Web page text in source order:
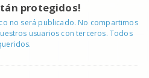
protegidos!
no será publicado. No compartimos
usuarios con terceros. Todos